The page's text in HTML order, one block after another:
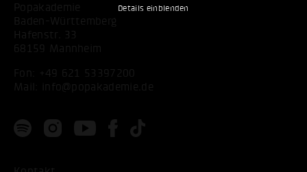
Details einblenden
Popakademie
Baden-Württemberg
Hafenstr. 33
68159 Mannheim
Fon:
+49 621 53397200
Mail:
info@popakademie.de